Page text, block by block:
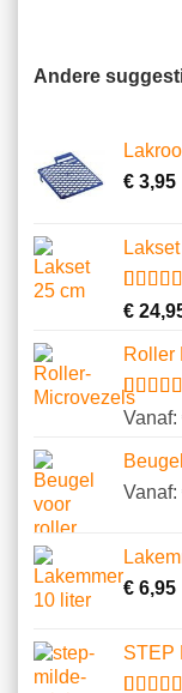
Andere
€3,95
op
op
2
€
Roller
op
14
Vanaf:
Vanaf:
€6,95
STEP